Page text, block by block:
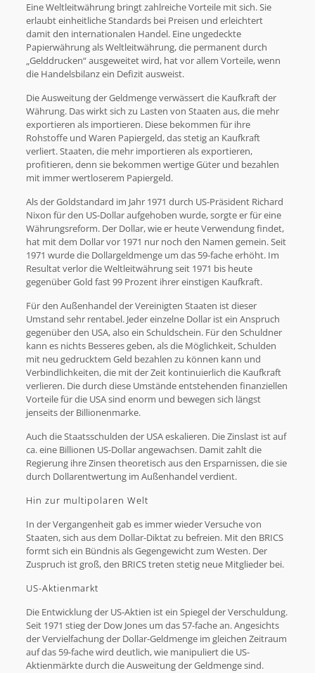
Eine Weltleitwährung bringt zahlreiche Vorteile mit sich. Sie
erlaubt einheitliche Standards bei Preisen und erleichtert
damit den internationalen Handel. Eine ungedeckte
Papierwährung als Weltleitwährung, die permanent durch
„Gelddrucken“ ausgeweitet wird, hat vor allem Vorteile, wenn
die Handelsbilanz ein Defizit ausweist.
Die Ausweitung der Geldmenge verwässert die Kaufkraft der
Währung. Das wirkt sich zu Lasten von Staaten aus, die mehr
exportieren als importieren. Diese bekommen für ihre
Rohstoffe und Waren Papiergeld, das stetig an Kaufkraft
verliert. Staaten, die mehr importieren als exportieren,
profitieren, denn sie bekommen wertige Güter und bezahlen
mit immer wertloserem Papiergeld.
Als der Goldstandard im Jahr 1971 durch US-Präsident Richard
Nixon für den US-Dollar aufgehoben wurde, sorgte er für eine
Währungsreform. Der Dollar, wie er heute Verwendung findet,
hat mit dem Dollar vor 1971 nur noch den Namen gemein. Seit
1971 wurde die Dollargeldmenge um das 59-fache erhöht. Im
Resultat verlor die Weltleitwährung seit 1971 bis heute
gegenüber Gold fast 99 Prozent ihrer einstigen Kaufkraft.
Für den Außenhandel der Vereinigten Staaten ist dieser
Umstand sehr rentabel. Jeder einzelne Dollar ist ein Anspruch
gegenüber den USA, also ein Schuldschein. Für den Schuldner
kann es nichts Besseres geben, als die Möglichkeit, Schulden
mit neu gedrucktem Geld bezahlen zu können kann und
Verbindlichkeiten, die mit der Zeit kontinuierlich die Kaufkraft
verlieren. Die durch diese Umstände entstehenden finanziellen
Vorteile für die USA sind enorm und bewegen sich längst
jenseits der Billionenmarke.
Auch die Staatsschulden der USA eskalieren. Die Zinslast ist auf
ca. eine Billionen US-Dollar angewachsen. Damit zahlt die
Regierung ihre Zinsen theoretisch aus den Ersparnissen, die sie
durch Dollarentwertung im Außenhandel verdient.
Hin zur multipolaren Welt
In der Vergangenheit gab es immer wieder Versuche von
Staaten, sich aus dem Dollar-Diktat zu befreien. Mit den BRICS
formt sich ein Bündnis als Gegengewicht zum Westen. Der
Zuspruch ist groß, den BRICS treten stetig neue Mitglieder bei.
US-Aktienmarkt
Die Entwicklung der US-Aktien ist ein Spiegel der Verschuldung.
Seit 1971 stieg der Dow Jones um das 57-fache an. Angesichts
der Vervielfachung der Dollar-Geldmenge im gleichen Zeitraum
auf das 59-fache wird deutlich, wie manipuliert die US-
Aktienmärkte durch die Ausweitung der Geldmenge sind.